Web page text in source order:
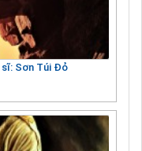
sĩ: Sơn Túi Đỏ